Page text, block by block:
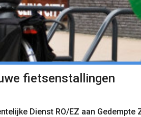
fietsenstallingen
Dienst RO/EZ aan